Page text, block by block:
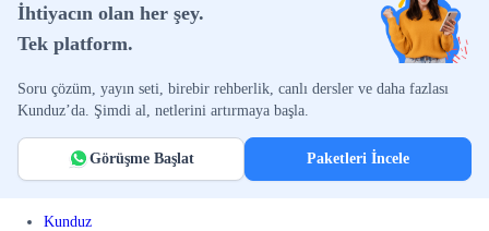
İhtiyacın olan her şey.
Tek platform.
Soru çözüm, yayın seti, birebir rehberlik, canlı dersler ve daha fazlası
Kunduz’da. Şimdi al, netlerini artırmaya başla.
Görüşme Başlat Paketleri İncele
Kunduz